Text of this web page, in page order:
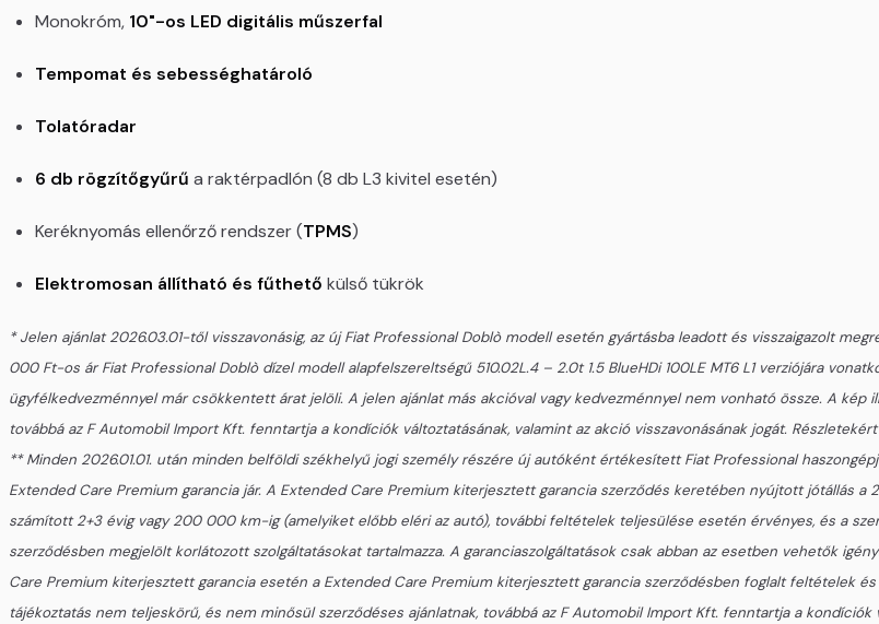
Monokróm, 10"-os LED digitális műszerfal
Tempomat és sebességhatároló
Tolatóradar
6 db rögzítőgyűrű a raktérpadlón (8 db L3 kivitel esetén)
Keréknyomás ellenőrző rendszer (TPMS)
Elektromosan állítható és fűthető külső tükrök
* Jelen ajánlat 2026.03.01-től visszavonásig, az új Fiat Professional Doblò modell esetén gyártásba leadott és visszaigazolt
000 Ft-os ár Fiat Professional Doblò dízel modell alapfelszereltségű 510.02L.4 – 2.0t 1.5 BlueHDi 100LE MT6 L1 verziójára
ügyfélkedvezménnyel már csökkentett árat jelöli. A jelen ajánlat más akcióval vagy kedvezménnyel nem vonható össze. A
továbbá az F Automobil Import Kft. fenntartja a kondíciók változtatásának, valamint az akció visszavonásának jogát.
** Minden 2026.01.01. után minden belföldi székhelyű jogi személy részére új autóként értékesített Fiat Professional
Extended Care Premium garancia jár. A Extended Care Premium kiterjesztett garancia szerződés keretében nyújtott jótállás
számított 2+3 évig vagy 200 000 km-ig (amelyiket előbb eléri az autó), további feltételek teljesülése esetén érvényes, és a
szerződésben megjelölt korlátozott szolgáltatásokat tartalmazza. A garanciaszolgáltatások csak abban az esetben vehetők
Care Premium kiterjesztett garancia esetén a Extended Care Premium kiterjesztett garancia szerződésben foglalt feltételek
tájékoztatás nem teljeskörű, és nem minősül szerződéses ajánlatnak, továbbá az F Automobil Import Kft. fenntartja a kondíciók